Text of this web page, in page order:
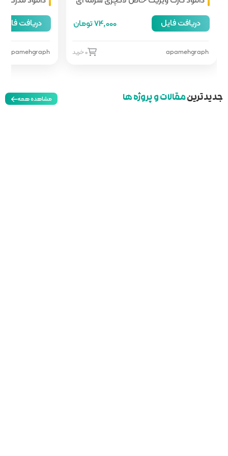
74,000 تومان
0 خرید
دریافت فایل
298,00017 ٪
248,000 تومان
0 خرید
مشاهده همه